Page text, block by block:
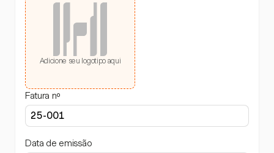
Adicione seu logotipo aqui
Fatura nº
Data de emissão